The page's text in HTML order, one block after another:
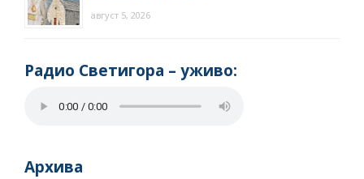
август 5, 2026
Радио Светигора – yживо:
Архива